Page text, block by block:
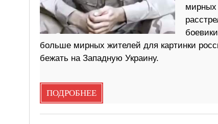
мирных
больше мирных жителей для картинки
бежать на Западную Украину.
ПОДРОБНЕЕ